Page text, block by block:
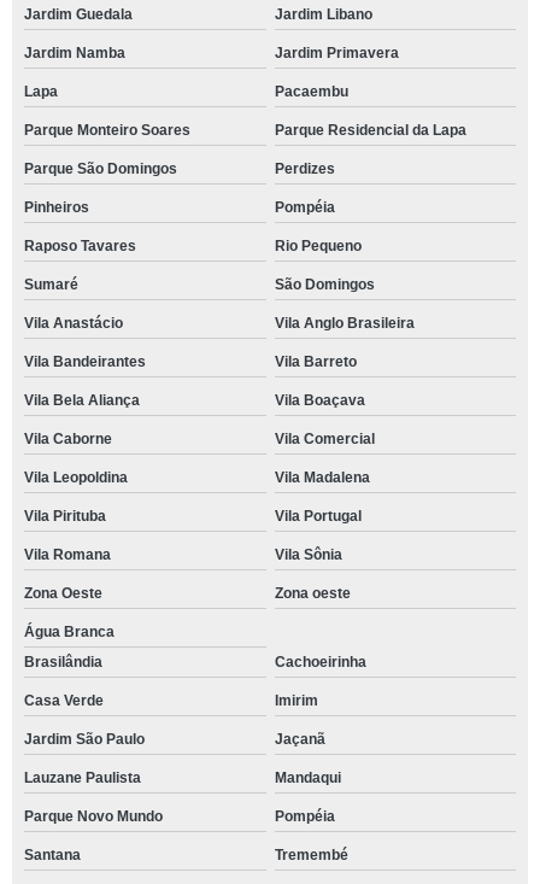
Jardim Guedala Jardim Libano
Jardim Namba Jardim Primavera
Lapa Pacaembu
Parque Monteiro Soares Parque Residencial da Lapa
Parque São Domingos Perdizes
Pinheiros Pompéia
Raposo Tavares Rio Pequeno
Sumaré São Domingos
Vila Anastácio Vila Anglo Brasileira
Vila Bandeirantes Vila Barreto
Vila Bela Aliança Vila Boaçava
Vila Caborne Vila Comercial
Vila Leopoldina Vila Madalena
Vila Pirituba Vila Portugal
Vila Romana Vila Sônia
Zona Oeste Zona oeste
Água Branca
Brasilândia
Cachoeirinha
Casa Verde Imirim
Jardim São Paulo Jaçanã
Lauzane Paulista Mandaqui
Parque Novo Mundo Pompéia
Santana Tremembé